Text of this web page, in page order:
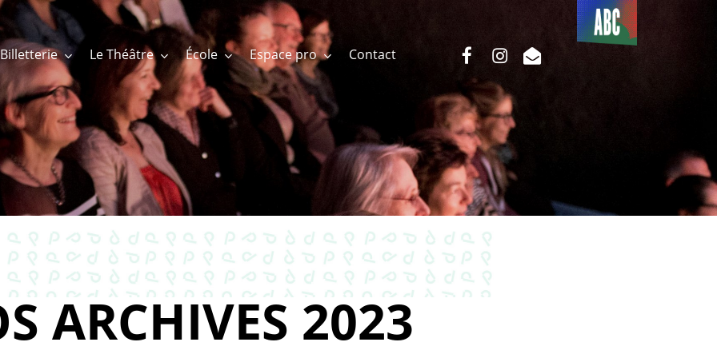
Billetterie Le Théâtre École Espace pro Contact
Du côté
de l’ABC
facebookinstagram
email
ARCHIVES 2023